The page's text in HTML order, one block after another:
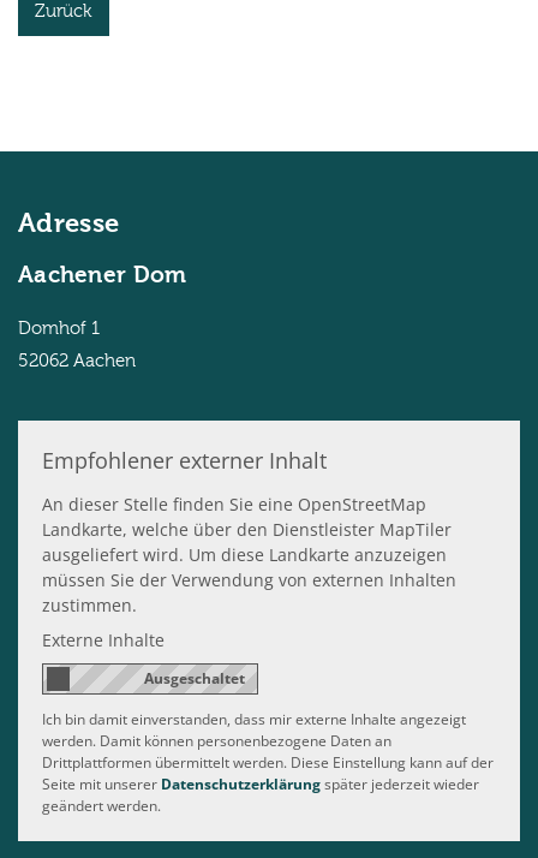
Zurück
Adresse
Aachener Dom
Domhof 1
52062 Aachen
Empfohlener externer Inhalt
An dieser Stelle finden Sie eine OpenStreetMap
Landkarte, welche über den Dienstleister MapTiler
ausgeliefert wird. Um diese Landkarte anzuzeigen
müssen Sie der Verwendung von externen Inhalten
zustimmen.
Externe Inhalte
Ich bin damit einverstanden, dass mir externe Inhalte angezeigt
werden. Damit können personenbezogene Daten an
Drittplattformen übermittelt werden. Diese Einstellung kann auf der
Seite mit unserer Datenschutzerklärungspäter jederzeit wieder
geändert werden.